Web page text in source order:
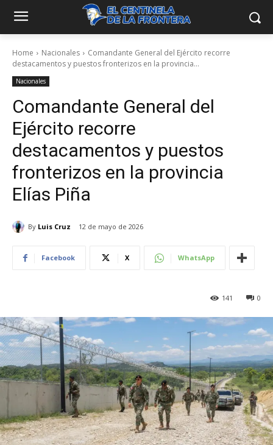
Home Nacionales
Comandante General del Ejército recorre
destacamentos y puestos fronterizos en la provincia...
Nacionales
Comandante General del
Ejército recorre
destacamentos y puestos
fronterizos en la provincia
Elías Piña
By Luis Cruz 12 de mayo de 2026
Facebook X WhatsApp
0
141